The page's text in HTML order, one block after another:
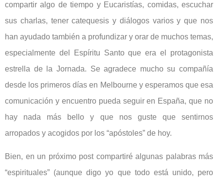
compartir algo de tiempo y Eucaristías, comidas, escuchar
sus charlas, tener catequesis y diálogos varios y que nos
han ayudado también a profundizar y orar de muchos temas,
especialmente del Espíritu Santo que era el protagonista
estrella de la Jornada. Se agradece mucho su compañía
desde los primeros días en Melbourne y esperamos que esa
comunicación y encuentro pueda seguir en España, que no
hay nada más bello y que nos guste que sentirnos
arropados y acogidos por los “apóstoles” de hoy.
Bien, en un próximo post compartiré algunas palabras más
“espirituales” (aunque digo yo que todo está unido, pero